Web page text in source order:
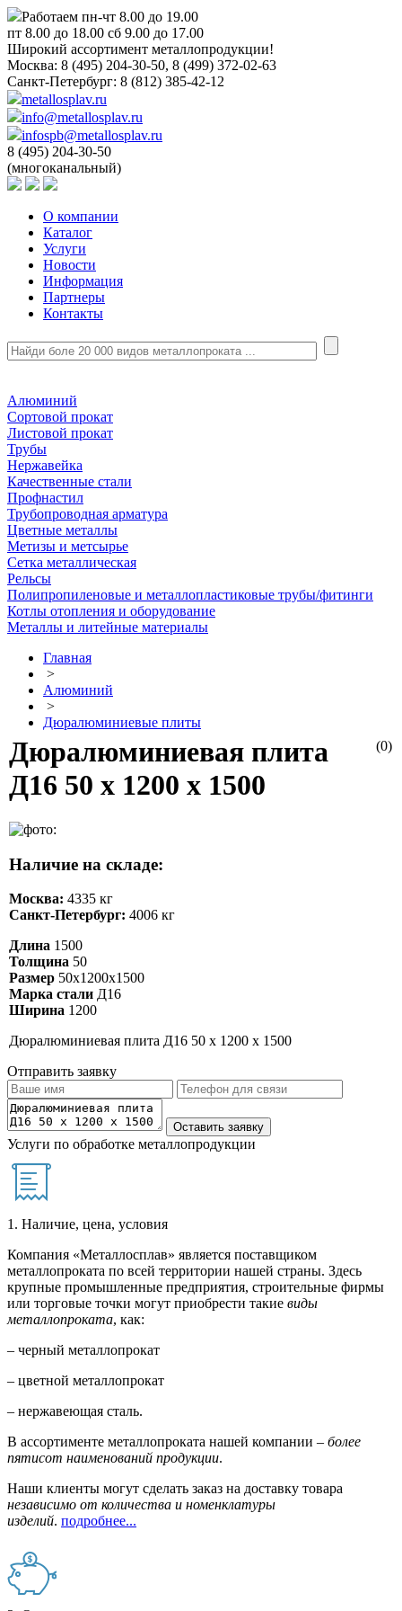
Работаем пн-чт 8.00 до 19.00
пт 8.00 до 18.00 сб 9.00 до 17.00
Широкий ассортимент металлопродукции!
Москва: 8 (495) 204-30-50, 8 (499) 372-02-63
Санкт-Петербург: 8 (812) 385-42-12
metallosplav.ru
info@metallosplav.ru
infospb@metallosplav.ru
8 (495) 204-30-50
(многоканальный)
О компании
Каталог
Услуги
Новости
Информация
Партнеры
Контакты
Алюминий
Сортовой прокат
Листовой прокат
Трубы
Нержавейка
Качественные стали
Профнастил
Трубопроводная арматура
Цветные металлы
Метизы и метсырье
Сетка металлическая
Рельсы
Полипропиленовые и металлопластиковые трубы/фитинги
Котлы отопления и оборудование
Металлы и литейные материалы
Главная
>
Алюминий
>
Дюралюминиевые плиты
(0)
Дюралюминиевая плита
Д16 50 х 1200 х 1500
Наличие на складе:
Москва: 4335 кг
Санкт-Петербург: 4006 кг
Длина 1500
Толщина 50
Размер 50х1200х1500
Марка стали Д16
Ширина 1200
Дюралюминиевая плита Д16 50 х 1200 х 1500
Отправить заявку
Услуги по обработке металлопродукции
1. Наличие, цена, условия
Компания «Металлосплав» является поставщиком
металлопроката по всей территории нашей страны. Здесь
крупные промышленные предприятия, строительные фирмы
или торговые точки могут приобрести такие виды
металлопроката, как:
– черный металлопрокат
– цветной металлопрокат
– нержавеющая сталь.
В ассортименте металлопроката нашей компании – более
пятисот наименований продукции.
Наши клиенты могут сделать заказ на доставку товара
независимо от количества и номенклатуры
изделий. подробнее...